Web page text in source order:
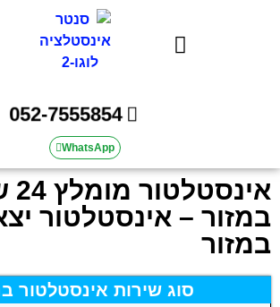
052-7555854
WhatsApp
במזור – אינסטלטור
במזור
סוג שירות אינסטלטור